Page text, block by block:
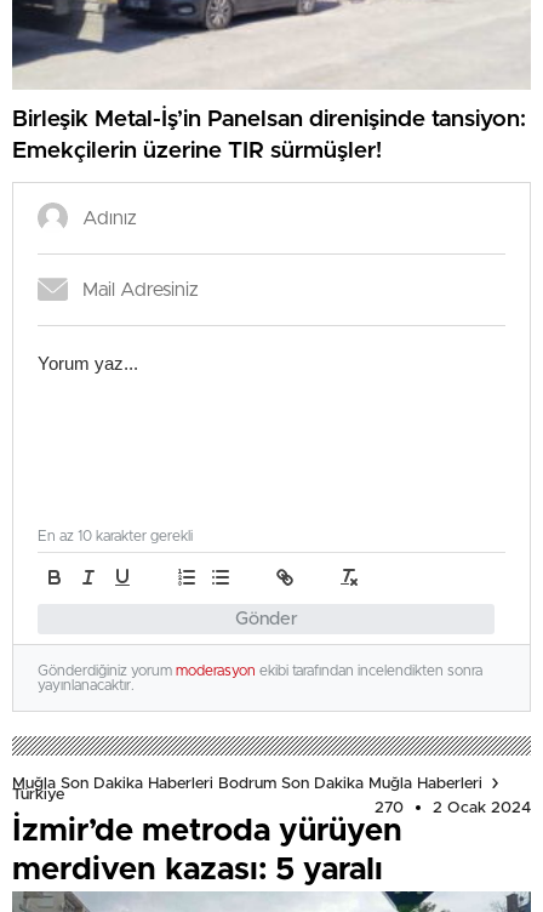
Birleşik Metal-İş’in Panelsan direnişinde tansiyon:
Emekçilerin üzerine TIR sürmüşler!
Gönder
En az 10 karakter gerekli
Gönderdiğiniz yorum moderasyon ekibi tarafından incelendikten sonra
yayınlanacaktır.
Muğla Son Dakika Haberleri Bodrum Son Dakika Muğla Haberleri
Türkiye
270
2 Ocak 2024
İzmir’de metroda yürüyen
merdiven kazası: 5 yaralı